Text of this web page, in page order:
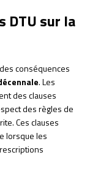
DTU sur la
conséquences
. Les
des clauses
des règles de
Ces clauses
lorsque les